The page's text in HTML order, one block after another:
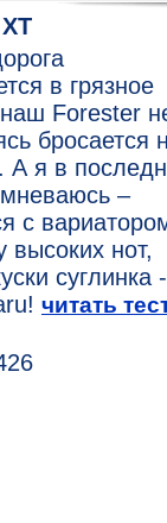
в грязное
Forester
бросается
А я в
–
с
высоких нот,
суглинка
читать